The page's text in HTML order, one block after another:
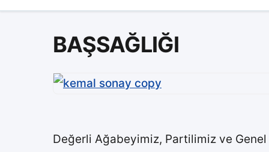
BAŞSAĞLIĞI
Değerli Ağabeyimiz, Partilimiz ve Genel